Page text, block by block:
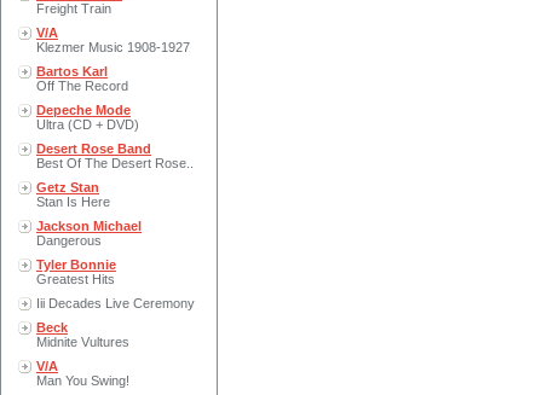
Freight Train
V/A
Klezmer Music 1908-1927
Bartos Karl
Off The Record
Depeche Mode
Ultra (CD + DVD)
Desert Rose Band
Best Of The Desert Rose..
Getz Stan
Stan Is Here
Jackson Michael
Dangerous
Tyler Bonnie
Greatest Hits
Iii Decades Live Ceremony
Beck
Midnite Vultures
V/A
Man You Swing!